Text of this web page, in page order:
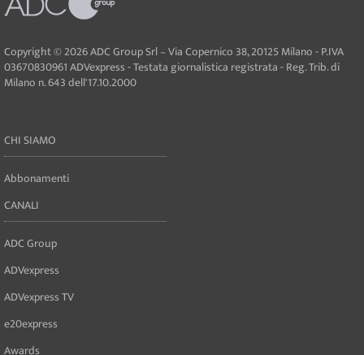
Copyright © 2026 ADC Group Srl – Via Copernico 38, 20125 Milano - P.IVA
03670830961 ADVexpress - Testata giornalistica registrata - Reg. Trib. di
Milano n. 643 dell'17.10.2000
CHI SIAMO
Abbonamenti
CANALI
ADC Group
ADVexpress
ADVexpress TV
e20express
Awards